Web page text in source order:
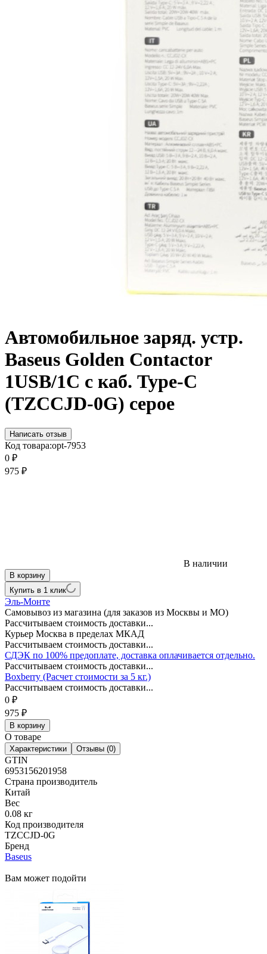
Автомобильное заряд. устр.
Baseus Golden Contactor
1USB/1C с каб. Type-C
(TZCCJD-0G) серое
Написать отзыв
Код товара:opt-7953
0 ₽
975 ₽
В наличии
В корзину
Купить в 1 клик
Эль-Монте
Самовывоз из магазина (для заказов из Москвы и МО)
Рассчитываем стоимость доставки...
Курьер Москва в пределах МКАД
Рассчитываем стоимость доставки...
СДЭК по 100% предоплате, доставка оплачивается отдельно.
Рассчитываем стоимость доставки...
Boxberry (Расчет стоимости за 5 кг.)
Рассчитываем стоимость доставки...
0 ₽
975 ₽
В корзину
О товаре
Характеристики Отзывы (0)
GTIN
6953156201958
Страна производитель
Китай
Вес
0.08 кг
Код производителя
TZCCJD-0G
Бренд
Baseus
Вам может подойти